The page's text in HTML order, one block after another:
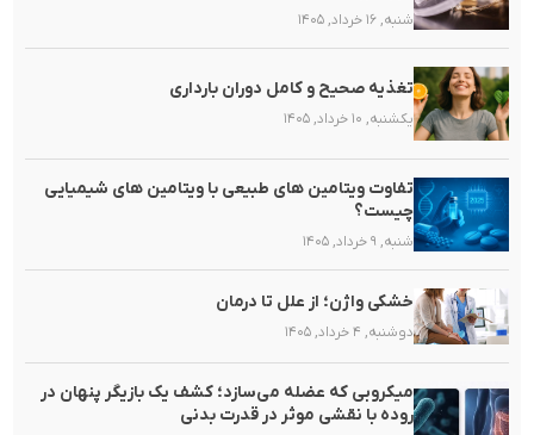
شنبه, ۱۶ خرداد, ۱۴۰۵
تغذیه صحیح و کامل دوران بارداری
یکشنبه, ۱۰ خرداد, ۱۴۰۵
تفاوت ویتامین های طبیعی با ویتامین های شیمیایی
چیست؟
شنبه, ۹ خرداد, ۱۴۰۵
خشکی واژن؛ از علل تا درمان
دوشنبه, ۴ خرداد, ۱۴۰۵
میکروبی که عضله می‌سازد؛ کشف یک بازیگر پنهان در
روده با نقشی موثر در قدرت بدنی